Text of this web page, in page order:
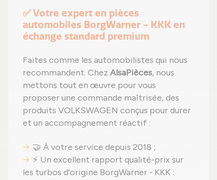
✅ Votre expert en pièces
automobiles BorgWarner - KKK en
échange standard premium
Faites comme les automobilistes qui nous
recommandent. Chez AlsaPièces, nous
mettons tout en œuvre pour vous
proposer une commande maîtrisée, des
produits VOLKSWAGEN conçus pour durer
et un accompagnement réactif :
🤝 À votre service depuis 2018 ;
⚡ Un excellent rapport qualité-prix sur
les turbos d'origine BorgWarner - KKK :